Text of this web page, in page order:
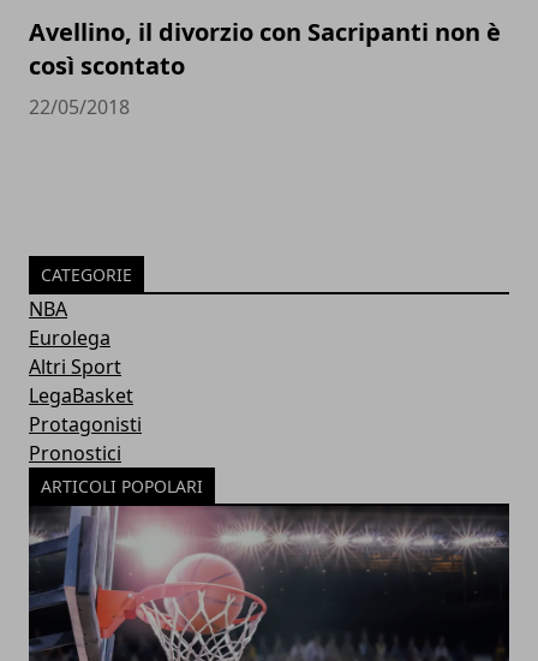
Avellino, il divorzio con Sacripanti non è
così scontato
22/05/2018
CATEGORIE
NBA
Eurolega
Altri Sport
LegaBasket
Protagonisti
Pronostici
ARTICOLI POPOLARI